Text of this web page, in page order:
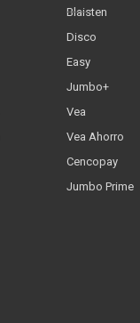
Blaisten
Disco
Easy
Jumbo+
Vea
Vea Ahorro
Cencopay
Jumbo Prime